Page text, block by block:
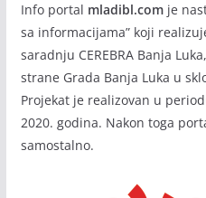
Info portal mladibl.comje
sa informacijama” koji
saradnju CEREBRA Banja
strane Grada Banja Luka u
Projekat je realizovan u
2020. godina. Nakon toga
samostalno.